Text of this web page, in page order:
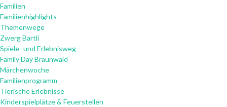
Familien
Familienhighlights
Themenwege
Zwerg Bartli
Spiele- und Erlebnisweg
Family Day Braunwald
Märchenwoche
Familienprogramm
Tierische Erlebnisse
Kinderspielplätze & Feuerstellen